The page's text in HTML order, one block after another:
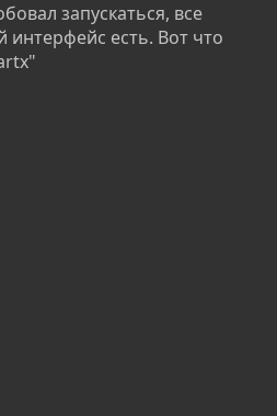
запускаться, все
интерфейс есть. Вот что